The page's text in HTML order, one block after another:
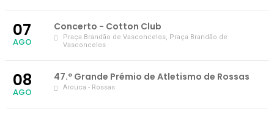
07
AGO
Concerto - Cotton Club
Praça Brandão de Vasconcelos, Praça Brandão de
Vasconcelos
08
AGO
47.º Grande Prémio de Atletismo de Rossas
Arouca - Rossas